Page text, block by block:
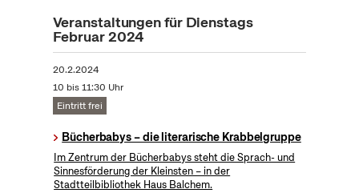
Veranstaltungen für Dienstags
Februar 2024
20.2.2024
10 bis 11:30 Uhr
Eintritt frei
Bücherbabys – die literarische Krabbelgruppe
Im Zentrum der Bücherbabys steht die Sprach- und
Sinnesförderung der Kleinsten – in der
Stadtteilbibliothek Haus Balchem.